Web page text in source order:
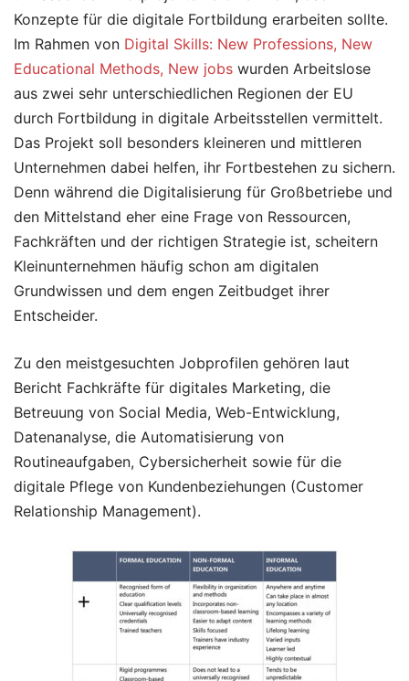
Konzepte für die digitale Fortbildung erarbeiten sollte.
Im Rahmen von Digital Skills: New Professions, New
Educational Methods, New jobs wurden Arbeitslose
aus zwei sehr unterschiedlichen Regionen der EU
durch Fortbildung in digitale Arbeitsstellen vermittelt.
Das Projekt soll besonders kleineren und mittleren
Unternehmen dabei helfen, ihr Fortbestehen zu sichern.
Denn während die Digitalisierung für Großbetriebe und
den Mittelstand eher eine Frage von Ressourcen,
Fachkräften und der richtigen Strategie ist, scheitern
Kleinunternehmen häufig schon am digitalen
Grundwissen und dem engen Zeitbudget ihrer
Entscheider.
Zu den meistgesuchten Jobprofilen gehören laut
Bericht Fachkräfte für digitales Marketing, die
Betreuung von Social Media, Web-Entwicklung,
Datenanalyse, die Automatisierung von
Routineaufgaben, Cybersicherheit sowie für die
digitale Pflege von Kundenbeziehungen (Customer
Relationship Management).